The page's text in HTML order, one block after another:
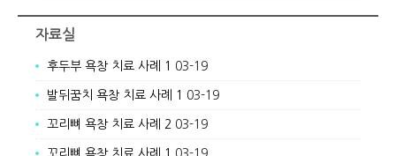
자료실
후두부 욕창 치료 사례 1 03-19
발뒤꿈치 욕창 치료 사례 1 03-19
꼬리뼈 욕창 치료 사례 2 03-19